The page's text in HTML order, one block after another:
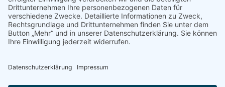
natur & land
Presse
ÜBER UNS
Regionalgruppen